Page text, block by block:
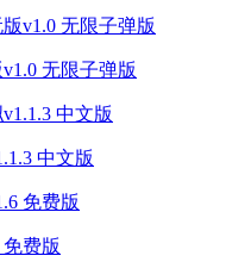
无限子弹版
中文版
费版